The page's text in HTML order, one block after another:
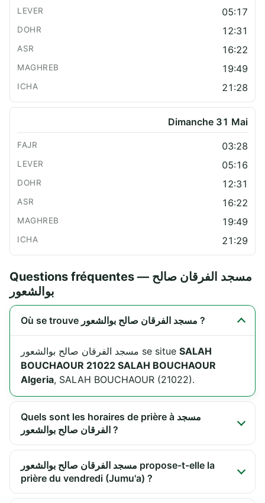
05:17
12:31
16:22
19:49
21:28
Dimanche 31 Mai
03:28
05:16
12:31
16:22
19:49
21:29
Questions fréquentes — مسجد الفرقان صالح
بوالشعور
Où se trouve مسجد الفرقان صالح بوالشعور ?
مسجد الفرقان صالح بوالشعور se situe SALAH
BOUCHAOUR 21022 SALAH BOUCHAOUR
Algeria, SALAH BOUCHAOUR (21022).
Quels sont les horaires de prière à مسجد
الفرقان صالح بوالشعور ?
مسجد الفرقان صالح بوالشعور propose-t-elle la
prière du vendredi (Jumu'a) ?